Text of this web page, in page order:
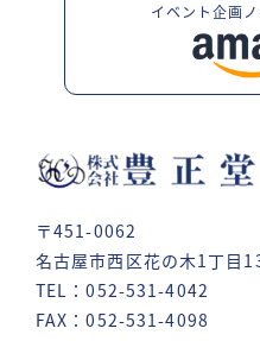
〒451-0062
名古屋市西区花の木1丁目
TEL：052-531-4042
FAX：052-531-4098
イベント企画